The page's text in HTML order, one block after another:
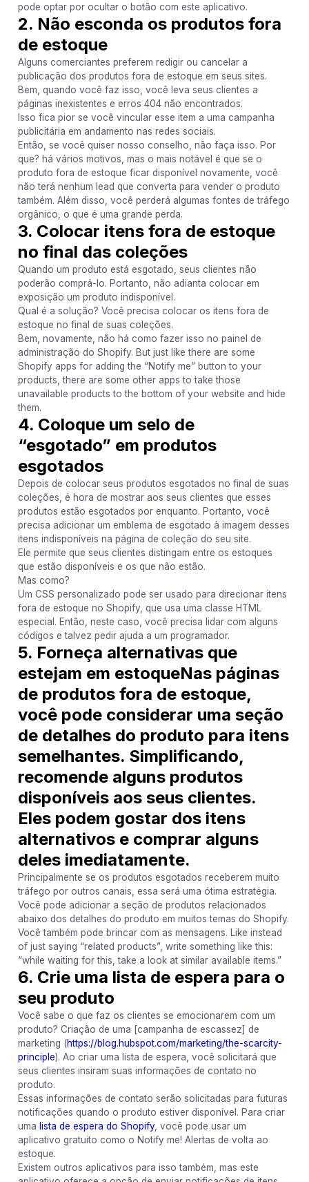
pode optar por ocultar o botão com este aplicativo.
2. Não esconda os produtos fora
de estoque
Alguns comerciantes preferem redigir ou cancelar a
publicação dos produtos fora de estoque em seus sites.
Bem, quando você faz isso, você leva seus clientes a
páginas inexistentes e erros 404 não encontrados.
Isso fica pior se você vincular esse item a uma campanha
publicitária em andamento nas redes sociais.
Então, se você quiser nosso conselho, não faça isso. Por
que? há vários motivos, mas o mais notável é que se o
produto fora de estoque ficar disponível novamente, você
não terá nenhum lead que converta para vender o produto
também. Além disso, você perderá algumas fontes de tráfego
orgânico, o que é uma grande perda.
3. Colocar itens fora de estoque
no final das coleções
Quando um produto está esgotado, seus clientes não
poderão comprá-lo. Portanto, não adianta colocar em
exposição um produto indisponível.
Qual é a solução? Você precisa colocar os itens fora de
estoque no final de suas coleções.
Bem, novamente, não há como fazer isso no painel de
administração do Shopify. But just like there are some
Shopify apps for adding the “Notify me” button to your
products, there are some other apps to take those
unavailable products to the bottom of your website and hide
them.
4. Coloque um selo de
“esgotado” em produtos
esgotados
Depois de colocar seus produtos esgotados no final de suas
coleções, é hora de mostrar aos seus clientes que esses
produtos estão esgotados por enquanto. Portanto, você
precisa adicionar um emblema de esgotado à imagem desses
itens indisponíveis na página de coleção do seu site.
Ele permite que seus clientes distingam entre os estoques
que estão disponíveis e os que não estão.
Mas como?
Um CSS personalizado pode ser usado para direcionar itens
fora de estoque no Shopify, que usa uma classe HTML
especial. Então, neste caso, você precisa lidar com alguns
códigos e talvez pedir ajuda a um programador.
5. Forneça alternativas que
estejam em estoqueNas páginas
de produtos fora de estoque,
você pode considerar uma seção
de detalhes do produto para itens
semelhantes. Simplificando,
recomende alguns produtos
disponíveis aos seus clientes.
Eles podem gostar dos itens
alternativos e comprar alguns
deles imediatamente.
Principalmente se os produtos esgotados receberem muito
tráfego por outros canais, essa será uma ótima estratégia.
Você pode adicionar a seção de produtos relacionados
abaixo dos detalhes do produto em muitos temas do Shopify.
Você também pode brincar com as mensagens. Like instead
of just saying “related products”, write something like this:
“while waiting for this, take a look at similar available items.”
6. Crie uma lista de espera para o
seu produto
Você sabe o que faz os clientes se emocionarem com um
produto? Criação de uma [campanha de escassez] de
marketing (https://blog.hubspot.com/marketing/the-scarcity-
principle). Ao criar uma lista de espera, você solicitará que
seus clientes insiram suas informações de contato no
produto.
Essas informações de contato serão solicitadas para futuras
notificações quando o produto estiver disponível. Para criar
uma lista de espera do Shopify, você pode usar um
aplicativo gratuito como o Notify me! Alertas de volta ao
estoque.
Existem outros aplicativos para isso também, mas este